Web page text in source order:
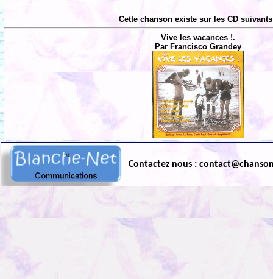
Cette chanson existe sur les CD
Vive les vacances !.
Par Francisco Grandey
Contactez nous :